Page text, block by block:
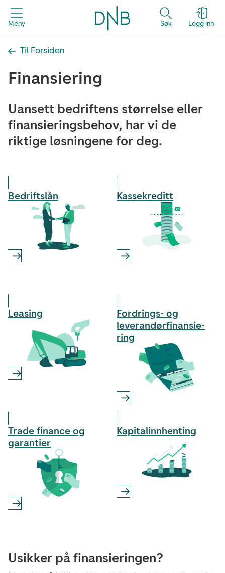
Meny Søk Logg inn
Til Forsiden
Finansiering
Uansett bedriftens størrelse eller
finansieringsbehov, har vi de
riktige løsningene for deg.
Bedriftslån Kasse­kreditt
Leasing
Fordrings- og
leverandør­finansie­
ring
Trade finance og
garantier
Kapital­innhenting
Usikker på finansieringen?